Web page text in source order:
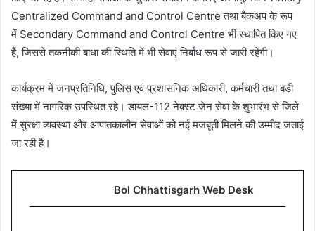
Centralized Command and Control Centre तथा बैकअप के रूप
में Secondary Command and Control Centre भी स्थापित किए गए
हैं, जिससे तकनीकी बाधा की स्थिति में भी सेवाएं निर्बाध रूप से जारी रहेंगी।
कार्यक्रम में जनप्रतिनिधि, पुलिस एवं प्रशासनिक अधिकारी, कर्मचारी तथा बड़ी
संख्या में नागरिक उपस्थित रहे। डायल-112 नेक्स्ट जेन सेवा के शुभारंभ से जिले
में सुरक्षा व्यवस्था और आपातकालीन सेवाओं को नई मजबूती मिलने की उम्मीद जताई
जा रही है।
Bol Chhattisgarh Web Desk